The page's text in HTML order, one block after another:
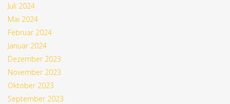
Juli 2024
Mai 2024
Februar 2024
Januar 2024
Dezember 2023
November 2023
Oktober 2023
September 2023